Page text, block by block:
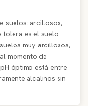
suelos: arcillosos,
tolera es el suelo
muy arcillosos,
momento de
óptimo está entre
alcalinos sin